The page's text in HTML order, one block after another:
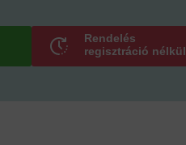
Rendelés
regisztráció nélkül